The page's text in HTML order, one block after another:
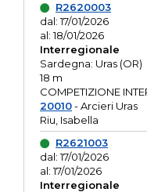
R2620003
dal: 17/01/2026
al: 18/01/2026
Interregionale
Sardegna: Uras (OR)
18 m
COMPETIZIONE
20010- Arcieri Uras
Riu, Isabella
R2621003
dal: 17/01/2026
al: 17/01/2026
Interregionale